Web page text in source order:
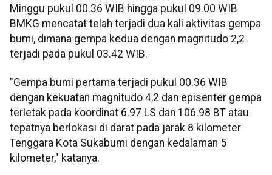
Minggu pukul 00.36 WIB hingga pukul 09.00 WIB
BMKG mencatat telah terjadi dua kali aktivitas gempa
bumi, dimana gempa kedua dengan magnitudo 2,2
terjadi pada pukul 03.42 WIB.
"Gempa bumi pertama terjadi pukul 00.36 WIB
dengan kekuatan magnitudo 4,2 dan episenter gempa
terletak pada koordinat 6.97 LS dan 106.98 BT atau
tepatnya berlokasi di darat pada jarak 8 kilometer
Tenggara Kota Sukabumi dengan kedalaman 5
kilometer," katanya.